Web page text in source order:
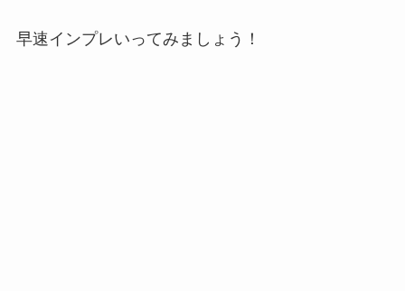
早速インプレいってみましょう！